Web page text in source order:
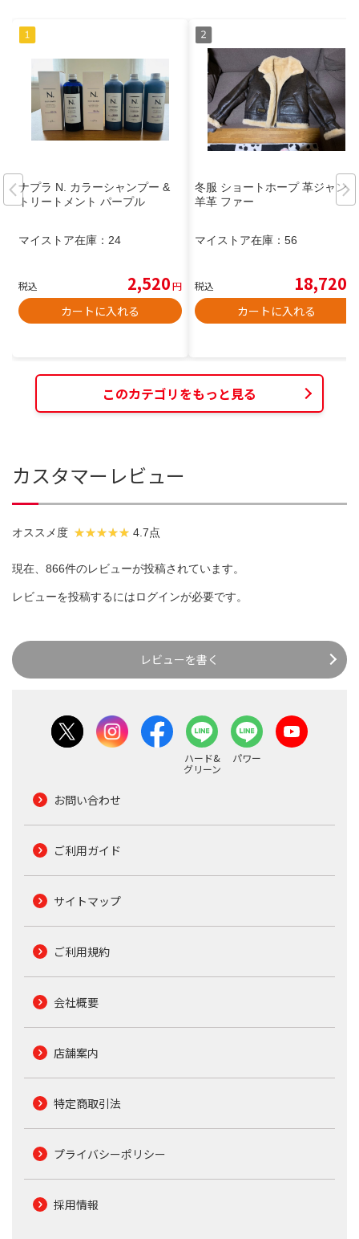
ナプラ N. カラーシャンプー &
トリートメント パープル
マイストア在庫： 24
税込 2,520円
カートに入れる
冬服 ショートホープ 革ジャン
羊革 ファー
マイストア在庫： 56
税込 18,720
カートに入れる
このカテゴリをもっと見る
カスタマーレビュー
オススメ度 4.7点
現在、866件のレビューが投稿されています。
レビューを投稿するにはログインが必要です。
レビューを書く
ハード&
グリーン
パワー
お問い合わせ
ご利用ガイド
サイトマップ
ご利用規約
会社概要
店舗案内
特定商取引法
プライバシーポリシー
採用情報